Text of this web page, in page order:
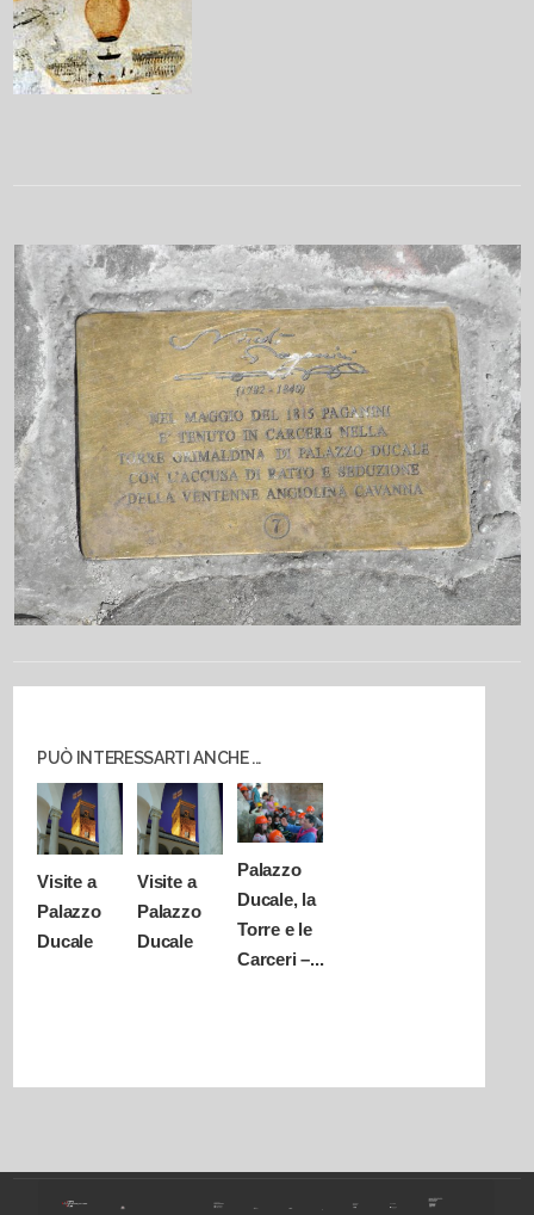
PUÒ INTERESSARTI ANCHE ...
Visite a
Palazzo
Ducale
Visite a
Palazzo
Ducale
Palazzo
Ducale, la
Torre e le
Carceri –...